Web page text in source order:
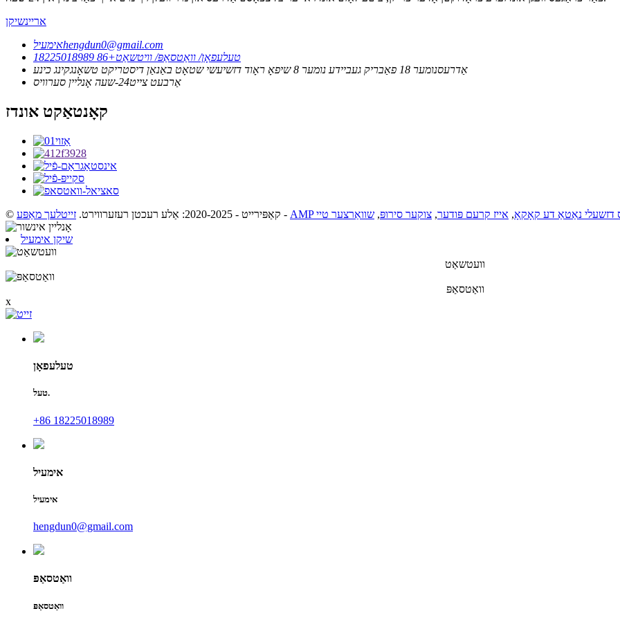
אריינשיקן
אימעילhengdun0@gmail.com
טעלעפאָן/ וואַטסאַפּ/ וויטשאַט+86 18225018989
אַדרעסנומער 18 פאַבריק געביידע נומער 8 שיפאָ ראָוד דזשיעשי שטאָט באַנאַן דיסטריקט טשאָנגקינג כינע
אַרבעט צייט24-שעה אָנליין סערוויס
קאָנטאַקט אונדז
© קאַפּירייט - 2020-2025: אַלע רעכטן רעזערווירט. זייטלעך מאַפּע - דזשעלי נאַטאַ דע קאָקאָ, אייז קרעם פּודער, צוקער סירופּ, שוואַרצער טיי
שיקן אימעיל
וועטשאַט
וואַטסאַפּ
x
טעלעפאָן
טעל.
+86 18225018989
אימעיל
אימעיל
hengdun0@gmail.com
וואַטסאַפּ
וואַטסאַפּ